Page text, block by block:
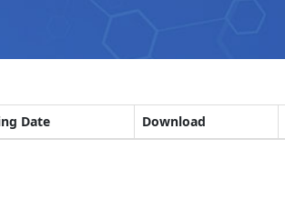
Date Download